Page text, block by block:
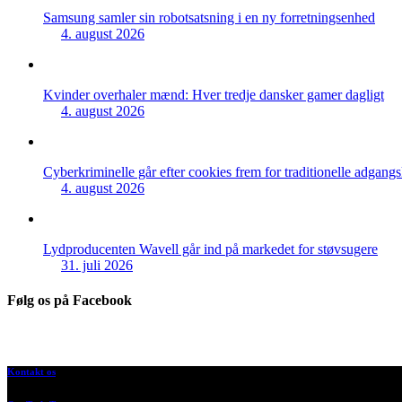
Samsung samler sin robotsatsning i en ny forretningsenhed
4. august 2026
Kvinder overhaler mænd: Hver tredje dansker gamer dagligt
4. august 2026
Cyberkriminelle går efter cookies frem for traditionelle
4. august 2026
Lydproducenten Wavell går ind på markedet for støvsugere
31. juli 2026
Følg os på Facebook
Kontakt os